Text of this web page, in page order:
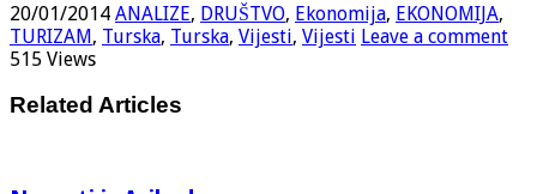
20/01/2014 ANALIZE, DRUŠTVO, Ekonomija, EKONOMIJA,
TURIZAM, Turska, Turska, Vijesti, Vijesti Leave a comment
515 Views
Related Articles